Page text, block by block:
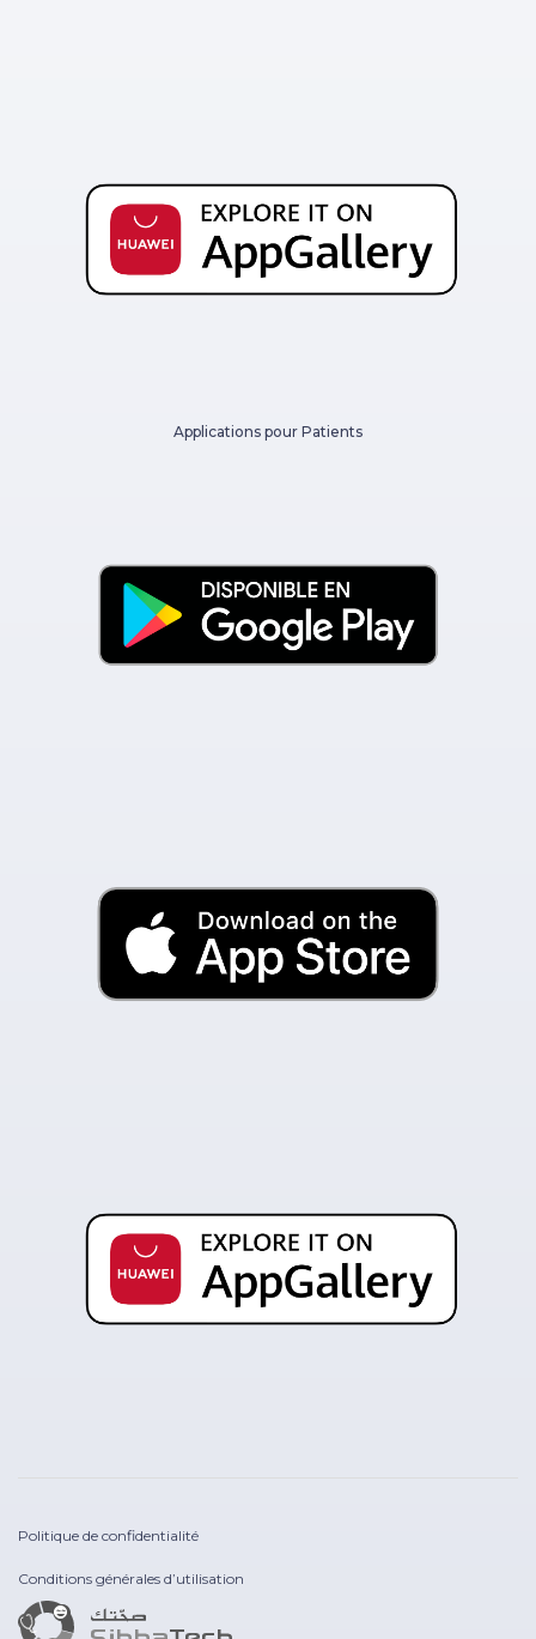
Applications pour Patients
Politique de confidentialité
Conditions générales d’utilisation